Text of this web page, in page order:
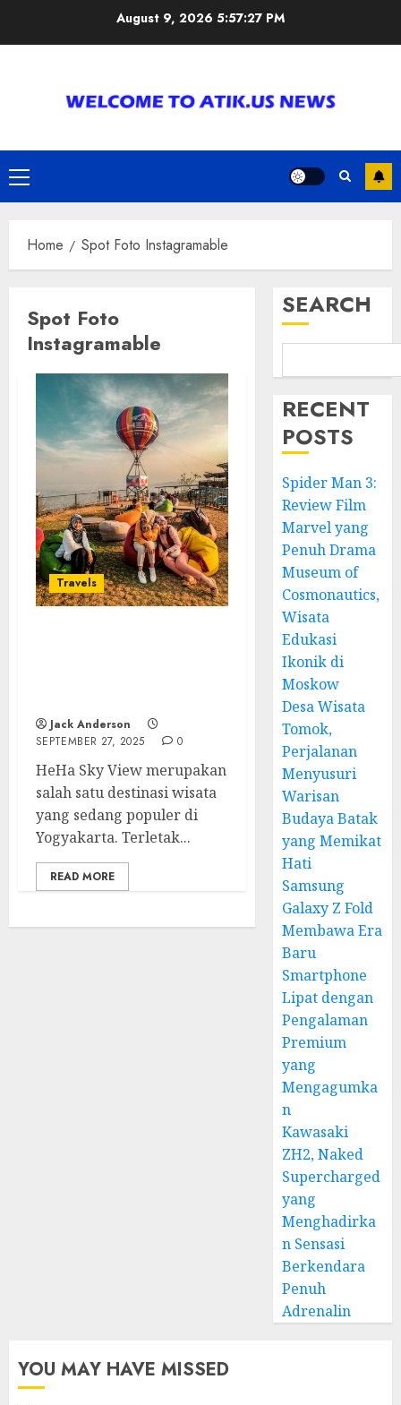
August 9, 2026 5:57:28 PM
Primary
Menu
Home Spot Foto Instagramable
Spot Foto
Instagramable
Travels
Jack Anderson
SEPTEMBER 27, 2025
0
HeHa Sky View merupakan
salah satu destinasi wisata
yang sedang populer di
Yogyakarta. Terletak...
READ MORE
SEARCH
RECENT
POSTS
Spider Man 3:
Review Film
Marvel yang
Penuh Drama
Museum of
Cosmonautics,
Wisata
Edukasi
Ikonik di
Moskow
Desa Wisata
Tomok,
Perjalanan
Menyusuri
Warisan
Budaya Batak
yang Memikat
Hati
Samsung
Galaxy Z Fold
Membawa Era
Baru
Smartphone
Lipat dengan
Pengalaman
Premium
yang
Mengagumka
n
Kawasaki
ZH2, Naked
Supercharged
yang
Menghadirka
n Sensasi
Berkendara
Penuh
Adrenalin
YOU MAY HAVE MISSED